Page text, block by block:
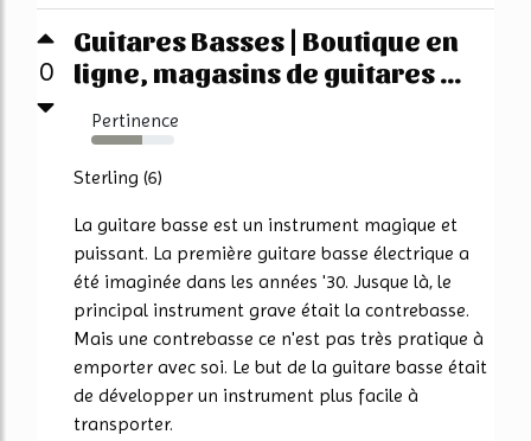
0
Guitares Basses | Boutique en
ligne, magasins de guitares ...
Pertinence
62%
Sterling (6)
La guitare basse est un instrument magique et
puissant. La première guitare basse électrique a
été imaginée dans les années '30. Jusque là, le
principal instrument grave était la contrebasse.
Mais une contrebasse ce n'est pas très pratique à
emporter avec soi. Le but de la guitare basse était
de développer un instrument plus facile à
transporter.